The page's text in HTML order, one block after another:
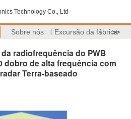
Technology Co., Ltd
Sobre nós Excursão da fábrica
>>
radiofrequência do PWB
dobro de alta frequência com
Terra-baseado